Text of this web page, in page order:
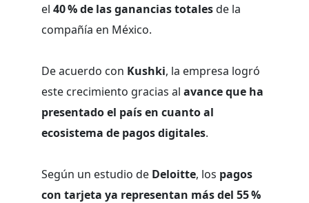
el 40 % de las ganancias totalesde la
compañía en México.
De acuerdo con Kushki, la empresa logró
este crecimiento gracias al avance que ha
presentado el país en cuanto al
ecosistema de pagos digitales.
Según un estudio de Deloitte, los pagos
con tarjeta ya representan más del 55 %